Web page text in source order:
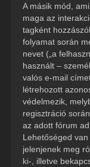
A másik mód,
maga az
tagként
folyamat során
nevet („a
használt –
valós e-mail
létrehozott
védelmezik,
regisztráció
az adott fórum
Lehetőséged
jelenjenek meg
ki-, illetve